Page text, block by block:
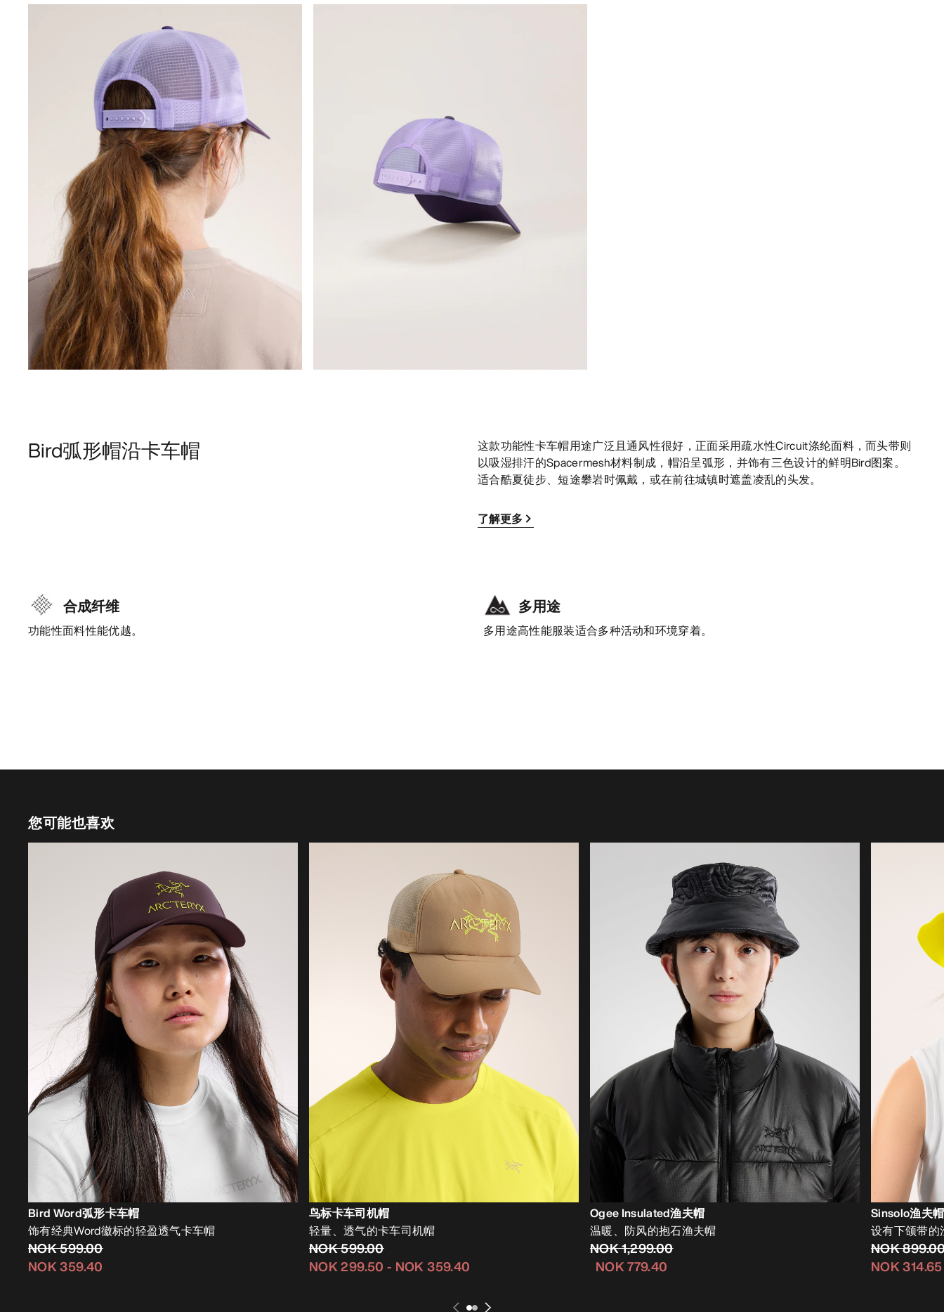
Bird弧形帽沿卡车帽
这款功能性卡车帽用途广泛且通风性很好，正面采用疏水性Circuit涤纶面料，而头带则
以吸湿排汗的Spacermesh材料制成，帽沿呈弧形，并饰有三色设计的鲜明Bird图案。
适合酷夏徒步、短途攀岩时佩戴，或在前往城镇时遮盖凌乱的头发。
了解更多
合成纤维
功能性面料性能优越。
多用途
多用途高性能服装适合多种活动和环境穿着。
您可能也喜欢
Bird Word弧形卡车帽
饰有经典Word徽标的轻盈透气卡车帽
NOK 599.00
NOK 359.40
鸟标卡车司机帽
轻量、透气的卡车司机帽
NOK 599.00
NOK 299.50 - NOK 359.40
Ogee Insulated渔夫帽
温暖、防风的抱石渔夫帽
NOK 1,299.00
NOK 779.40
Sinsolo渔夫帽
设有下颌带
NOK
NOK 314.65